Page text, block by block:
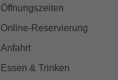
Öffnungszeiten
Online-Reservierung
Anfahrt
Essen & Trinken